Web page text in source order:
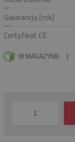
Gwarancja [rok]
Certyfikat CE
W MAGAZYNIE |